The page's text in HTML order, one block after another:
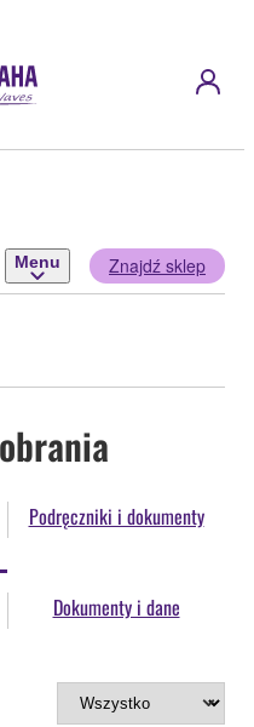
Menu Znajdź sklep
Podręczniki i dokumenty
Dokumenty i dane